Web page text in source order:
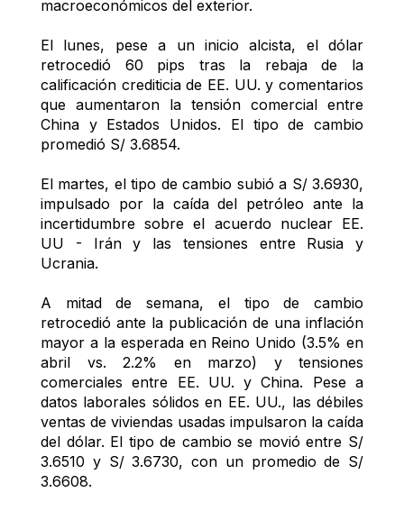
macroeconómicos del exterior.
El lunes, pese a un inicio alcista, el dólar
retrocedió 60 pips tras la rebaja de la
calificación crediticia de EE. UU. y comentarios
que aumentaron la tensión comercial entre
China y Estados Unidos. El tipo de cambio
promedió S/ 3.6854.
El martes, el tipo de cambio subió a S/ 3.6930,
impulsado por la caída del petróleo ante la
incertidumbre sobre el acuerdo nuclear EE.
UU - Irán y las tensiones entre Rusia y
Ucrania.
A mitad de semana, el tipo de cambio
retrocedió ante la publicación de una inflación
mayor a la esperada en Reino Unido (3.5% en
abril vs. 2.2% en marzo) y tensiones
comerciales entre EE. UU. y China. Pese a
datos laborales sólidos en EE. UU., las débiles
ventas de viviendas usadas impulsaron la caída
del dólar. El tipo de cambio se movió entre S/
3.6510 y S/ 3.6730, con un promedio de S/
3.6608.